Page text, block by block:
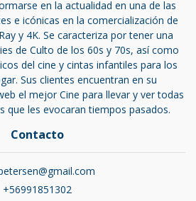
en la actualidad en una de las
e icónicas en la comercialización de
y 4K. Se caracteriza por tener una
de Culto de los 60s y 70s, así como
del cine y cintas infantiles para los
Sus clientes encuentran en su
el mejor Cine para llevar y ver todas
que les evocaran tiempos pasados.
Contacto
+56991851302